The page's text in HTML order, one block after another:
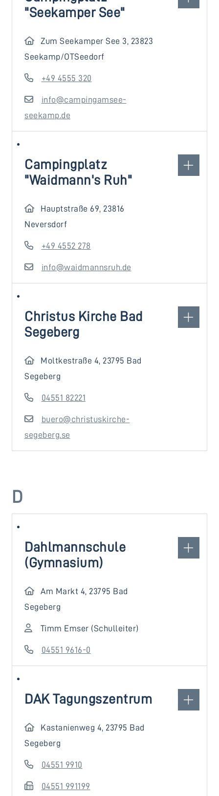
"Seekamper See"
Zum Seekamper See 3, 23823
Seekamp/OTSeedorf
+49 4555 320
info@campingamsee-
seekamp.de
Campingplatz
"Waidmann's Ruh"
Hauptstraße 69, 23816
Neversdorf
+49 4552 278
info@waidmannsruh.de
Christus Kirche Bad
Segeberg
Moltkestraße 4, 23795 Bad
Segeberg
04551 82221
buero@christuskirche-
segeberg.se
D
Dahlmannschule
(Gymnasium)
Am Markt 4, 23795 Bad
Segeberg
Timm Emser (Schulleiter)
04551 9616-0
DAK Tagungszentrum
Kastanienweg 4, 23795 Bad
Segeberg
04551 9910
04551 991199